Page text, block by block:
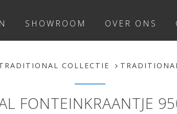
SHOWROOM OVER ONS
COLLECTIE
FONTEINKRAANTJE